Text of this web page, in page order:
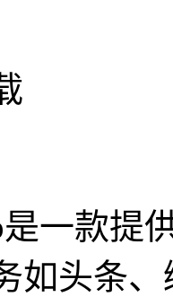
是一款提
如头条